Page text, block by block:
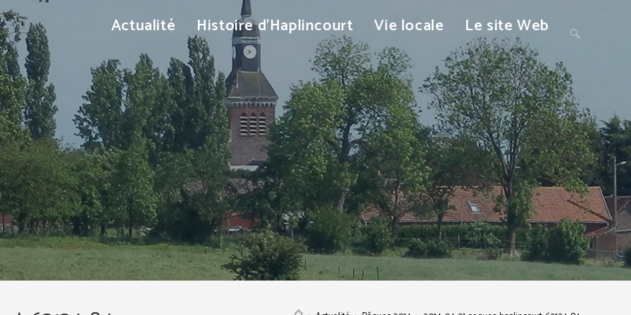
Actualité Histoire d’Haplincourt Vie locale Le site Web Toggle
website
search